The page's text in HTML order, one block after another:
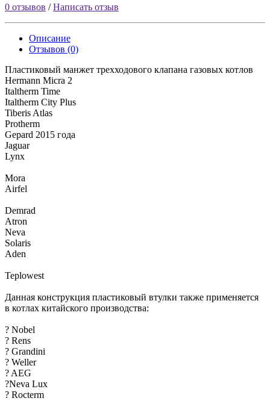
0 отзывов /Написать отзыв
Описание
Отзывов (0)
Пластиковый манжет трехходового клапана газовых котлов
Hermann Micra 2
Italtherm Time
Italtherm City Plus
Tiberis Atlas
Protherm
Gepard 2015 года
Jaguar
Lynx
Mora
Airfel
Demrad
Atron
Neva
Solaris
Aden
Teplowest
Данная конструкция пластиковый втулки также применяется
в котлах китайского производства:
? Nobel
? Rens
? Grandini
? Weller
? AEG
?Neva Lux
? Rocterm